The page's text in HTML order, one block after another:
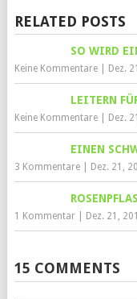
RELATED POSTS
SO WIRD
Keine Kommentare| Dez.
LEITERN
Keine Kommentare| Dez.
EINEN
3 Kommentare| Dez. 21,
1 Kommentar| Dez. 21,
15 COMMENTS